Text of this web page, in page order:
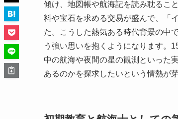
傾け、地図帳や航海記を読み耽るこ
料や宝石を求める交易が盛んで、「
た。こうした熱気ある時代背景の中
う強い思いを抱くようになります。
中の航海や夜間の星の観測といった
あるのかを探求したいという情熱が